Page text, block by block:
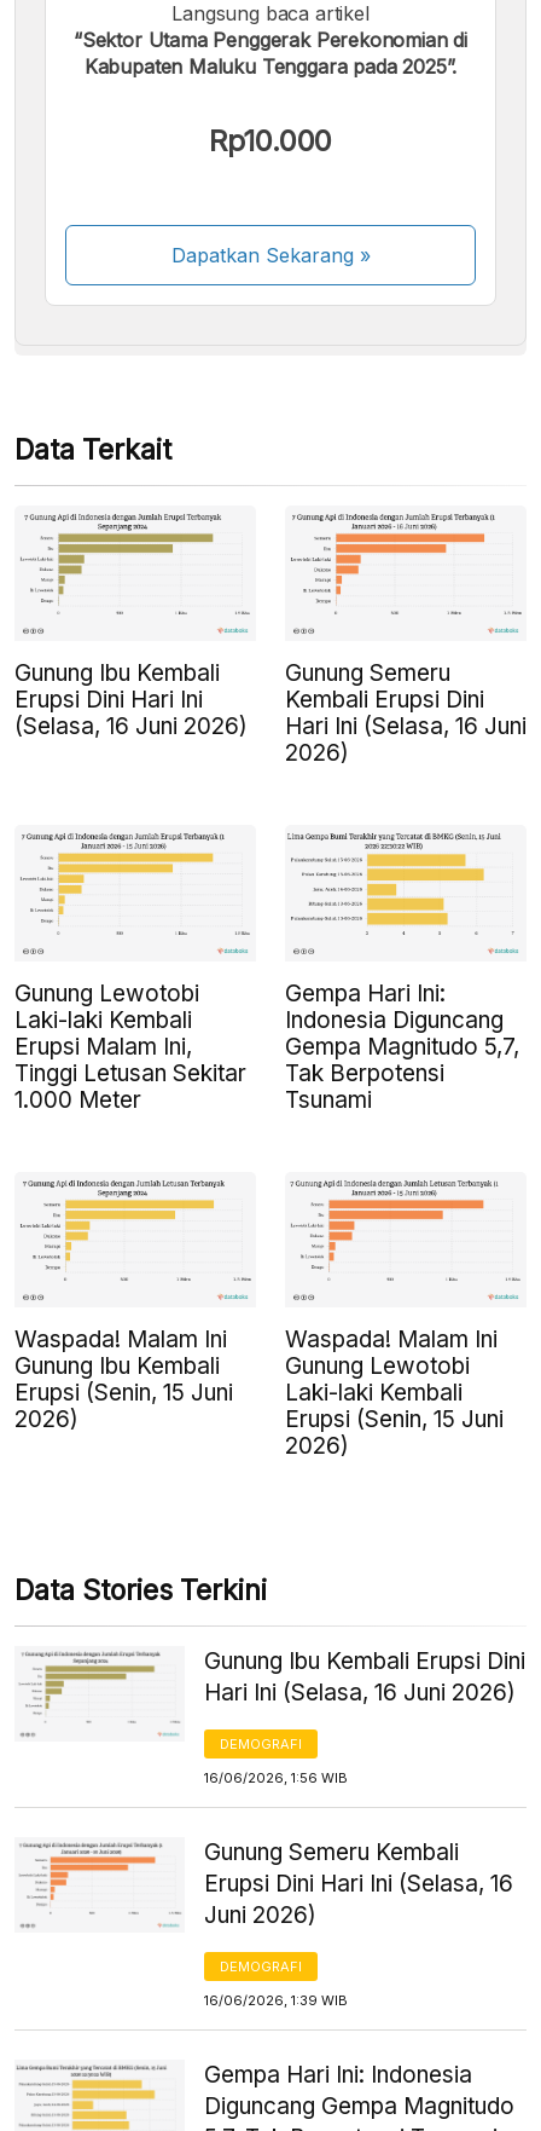
Langsung baca artikel
“Sektor Utama Penggerak Perekonomian di
Kabupaten Maluku Tenggara pada 2025”.
Rp10.000
Dapatkan Sekarang»
Beberapa metode pembayaran masih dalam
Data Terkait
Gunung Ibu Kembali
Erupsi Dini Hari Ini
(Selasa, 16 Juni 2026)
Gunung Semeru
Kembali Erupsi Dini
Hari Ini (Selasa, 16 Juni
2026)
Gunung Lewotobi
Laki-laki Kembali
Erupsi Malam Ini,
Tinggi Letusan Sekitar
1.000 Meter
Gempa Hari Ini:
Indonesia Diguncang
Gempa Magnitudo 5,7,
Tak Berpotensi
Tsunami
Waspada! Malam Ini
Gunung Ibu Kembali
Erupsi (Senin, 15 Juni
2026)
Waspada! Malam Ini
Gunung Lewotobi
Laki-laki Kembali
Erupsi (Senin, 15 Juni
2026)
Data Stories Terkini
Gunung Ibu Kembali Erupsi Dini
Hari Ini (Selasa, 16 Juni 2026)
DEMOGRAFI
16/06/2026, 1:56 WIB
Gunung Semeru Kembali
Erupsi Dini Hari Ini (Selasa, 16
Juni 2026)
DEMOGRAFI
16/06/2026, 1:39 WIB
Gempa Hari Ini: Indonesia
Diguncang Gempa Magnitudo